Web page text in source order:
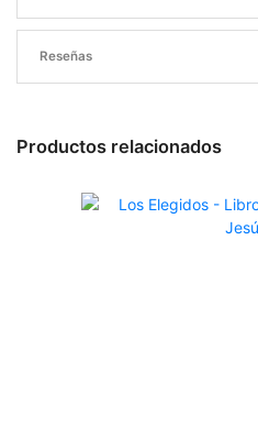
Reseñas
Productos relacionados